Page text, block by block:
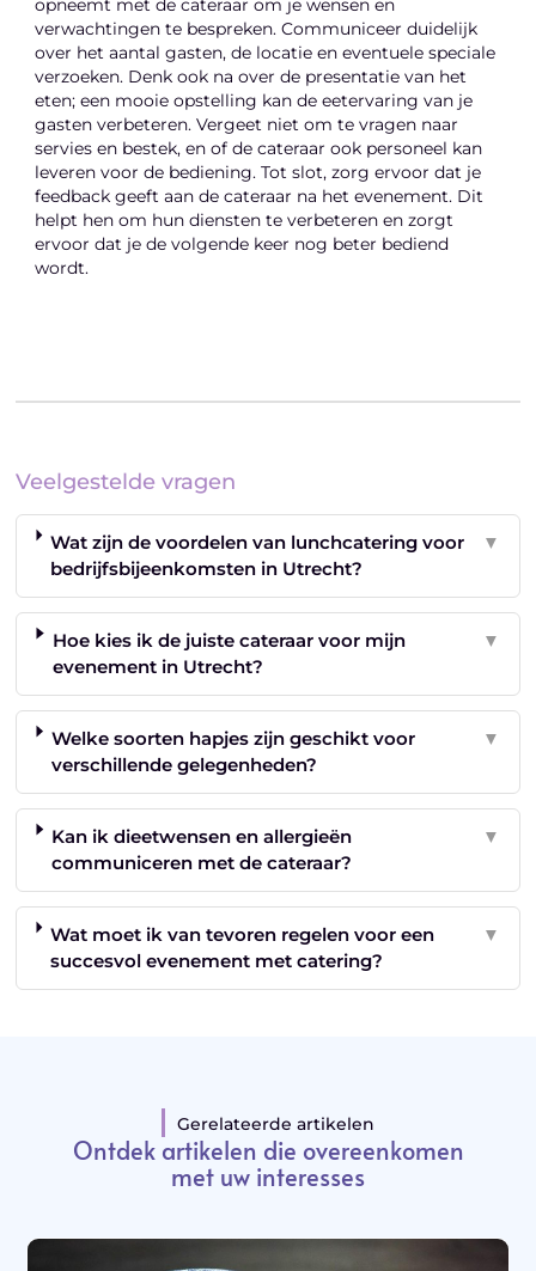
opneemt met de cateraar om je wensen en
verwachtingen te bespreken. Communiceer duidelijk
over het aantal gasten, de locatie en eventuele speciale
verzoeken. Denk ook na over de presentatie van het
eten; een mooie opstelling kan de eetervaring van je
gasten verbeteren. Vergeet niet om te vragen naar
servies en bestek, en of de cateraar ook personeel kan
leveren voor de bediening. Tot slot, zorg ervoor dat je
feedback geeft aan de cateraar na het evenement. Dit
helpt hen om hun diensten te verbeteren en zorgt
ervoor dat je de volgende keer nog beter bediend
wordt.
Veelgestelde vragen
Wat zijn de voordelen van lunchcatering voor
bedrijfsbijeenkomsten in Utrecht?
▼
Hoe kies ik de juiste cateraar voor mijn
evenement in Utrecht?
▼
Welke soorten hapjes zijn geschikt voor
verschillende gelegenheden?
▼
Kan ik dieetwensen en allergieën
communiceren met de cateraar?
▼
Wat moet ik van tevoren regelen voor een
succesvol evenement met catering?
▼
Gerelateerde artikelen
Ontdek artikelen die overeenkomen
met uw interesses